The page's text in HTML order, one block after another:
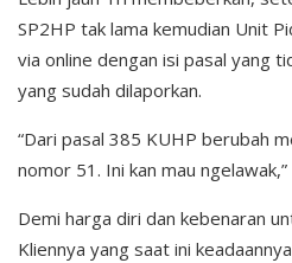
SP2HP tak lama kemudian Unit
via online dengan isi pasal yang
yang sudah dilaporkan.
“Dari pasal 385 KUHP berubah
nomor 51. Ini kan mau
Demi harga diri dan kebenaran
Kliennya yang saat ini